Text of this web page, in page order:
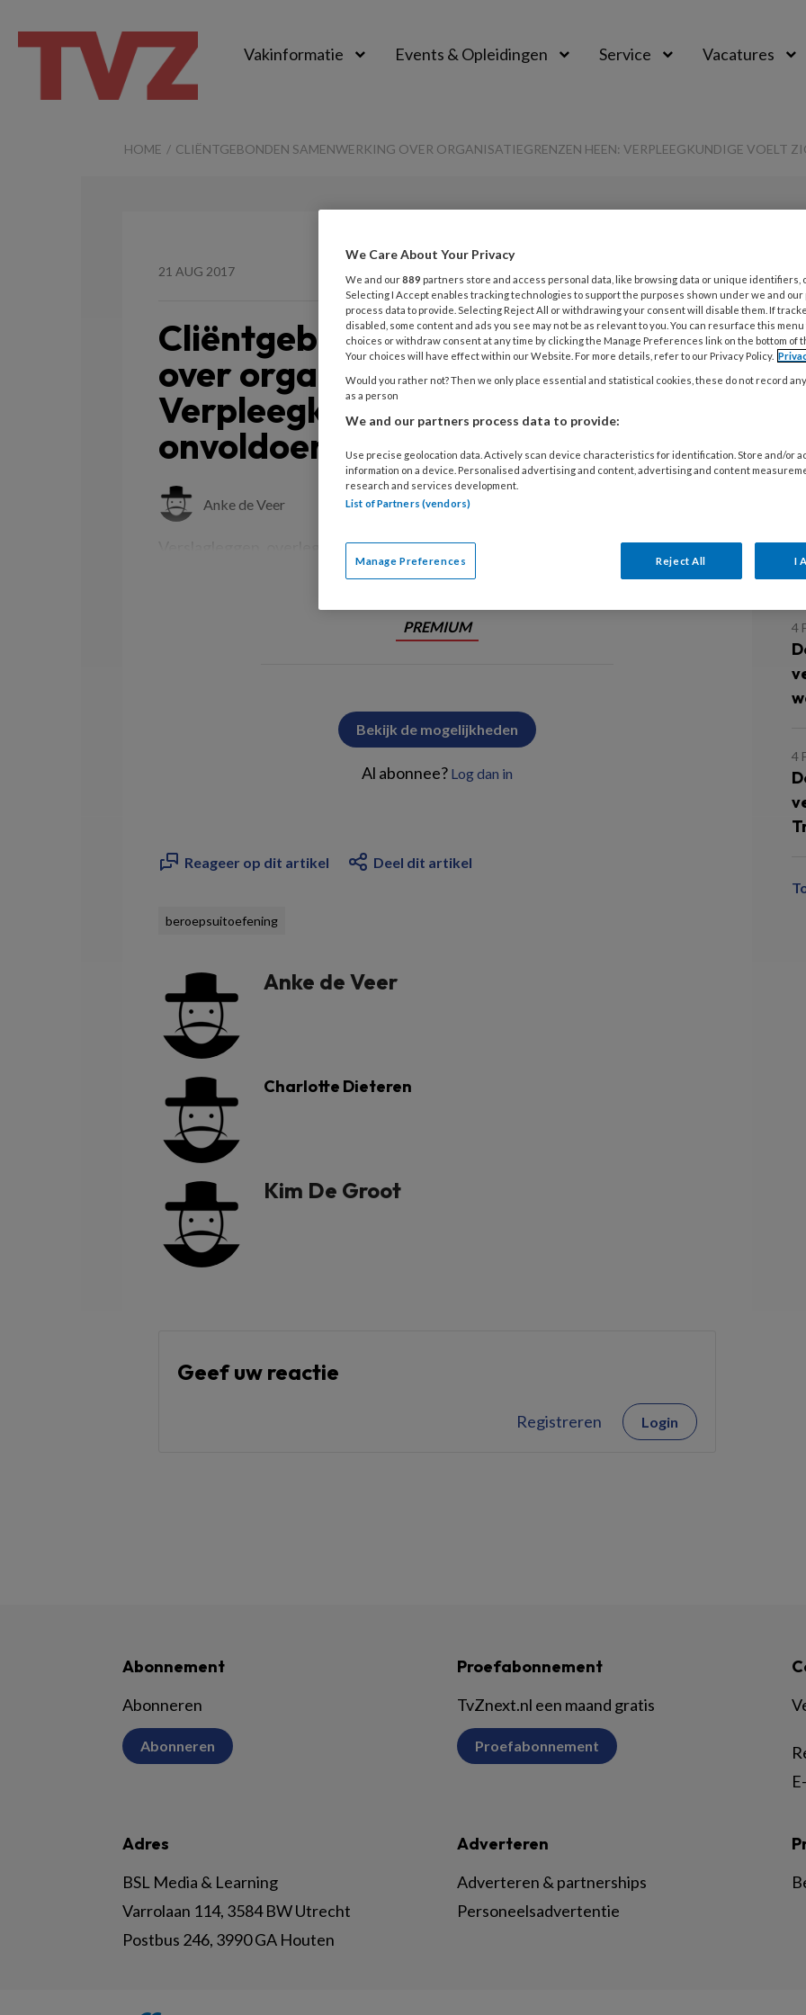
Vakinformatie Events & Opleidingen Service Vacatures
HOME CLIËNTGEBONDEN SAMENWERKING OVER ORGANISATIEGRENZEN HEEN: VERPLEEGKUNDIGE VOELT
21 AUG 2017
Cliëntgebonden samenwerking
over organisatiegrenzen heen:
Verpleegkundige voelt zich
onvoldoende competent
Anke de Veer Charlotte Dieteren
Verslagleggen, overleggen en overdragen van cliëntenzorg
PREMIUM
Bekijk de mogelijkheden
Al abonnee? Log dan in
Reageer op dit artikel Deel dit artikel
beroepsuitoefening
Anke de Veer
Charlotte Dieteren
Kim De Groot
Geef uw reactie
Registreren Login
4
4
Abonnement
Abonneren
Abonneren
Proefabonnement
TvZnext.nl een maand gratis
Proefabonnement
Adres
BSL Media & Learning
Varrolaan 114, 3584 BW Utrecht
Postbus 246, 3990 GA Houten
Adverteren
Adverteren & partnerships
Personeelsadvertentie
We Care About Your Privacy
We and our889 partners store and access personal data, like browsing data or unique identifiers,
Selecting I Accept enables tracking technologies to support the purposes shown under we and
process data to provide. Selecting Reject All or withdrawing your consent will disable them. If
disabled, some content and ads you see may not be as relevant to you. You can resurface this
choices or withdraw consent at any time by clicking the Manage Preferences link on the bottom of
Your choices will have effect within our Website. For more details, refer to our Privacy Policy.
Would you rather not? Then we only place essential and statistical cookies, these do not record
as a person
We and our partners process data to provide:
Use precise geolocation data. Actively scan device characteristics for identification. Store and/or
information on a device. Personalised advertising and content, advertising and content
research and services development.
List of Partners (vendors)
Manage Preferences Reject All I